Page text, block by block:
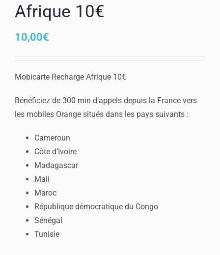
Afrique 10€
10,00€
Mobicarte Recharge Afrique 10€
Bénéficiez de 300 min d’appels depuis la France vers
les mobiles Orange situés dans les pays suivants :
Cameroun
Côte d’Ivoire
Madagascar
Mali
Maroc
République démocratique du Congo
Sénégal
Tunisie